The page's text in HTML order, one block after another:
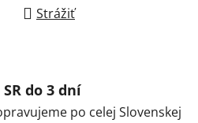
Strážiť
do 3 dní
po celej Slovenskej